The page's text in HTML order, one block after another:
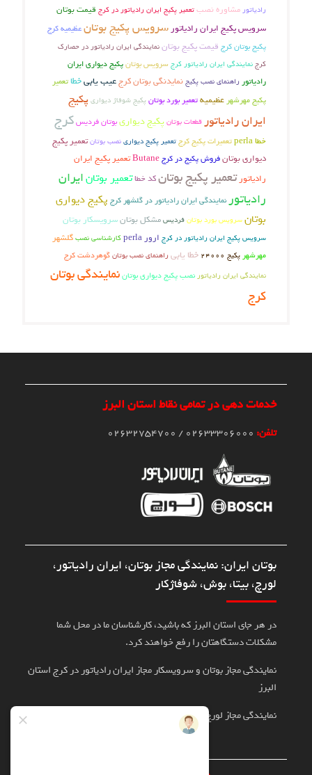
رادیاتورمشاوره نصبتعمیر پکیج ایران رادیاتور در کرج قیمت بوتان
سرویس پکیج ایران رادیاتور سرویس پکیج بوتانعظیمیه کرج
پکیج بوتان کرج قیمت پکیج بوتان نمایندگی ایران رادیاتور در حصارک
کرج نمایندگی ایران رادیاتور کرج سرویس بوتانپکیج دیواری ایران
رادیاتور راهنمای نصب پکیجنمایدنگی بوتان کرجعیب یابیخطاتعمیر
پکیج مهرشهر عظیمیهتعمیر بورد بوتان پکیج شوفاژ دیواریپکیج
ایران رادیاتور قطعات بوتان پکیج دیواریبوتان فردیسکرج
خطا perla تعمیرات پکیج کرجتعمیر پکیج دیوارینصب بوتانتعمیر پکیج
دیواری بوتانفروش پکیج در کرجButaneتعمیر پکیج ایران
رادیاتور تعمیر پکیج بوتانکد خطاتعمیر بوتانایران
رادیاتورنمایندگی ایران رادیاتور در گلشهر کرج پکیج دیواری
بوتان سرویس بورد بوتان فردیسمشکل بوتانسرویسکار بوتان
سرویس پکیج ایران رادیاتور در کرج ارور perla کارشناسی نصبگلشهر
مهرشهر پکیج 24000 خطا یابی راهنمای نصب بوتانگوهردشت کرج
نمایندگی ایران رادیاتورنصب پکیج دیواری بوتاننمایندگی بوتان
کرج
خدمات دهی در تمامی نقاط استان البرز
تلفن:
بوتان ایران: نمایندگی مجاز بوتان، ایران رادیاتور،
لورچ، بیتا، بوش، شوفاژکار
در هر جای استان البرز که باشید، کارشناسان ما در محل شما
مشکلات دستگاهتان را رفع خواهند کرد.
نمایندگی مجاز بوتان و سرویسکار مجاز ایران رادیاتور در کرج استان
البرز
نمایندگی مجاز لورچ، بوش، بیتا در کرج